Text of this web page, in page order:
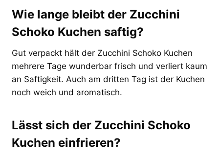
Wie lange bleibt der Zucchini
Schoko Kuchen saftig?
Gut verpackt hält der Zucchini Schoko Kuchen
mehrere Tage wunderbar frisch und verliert kaum
an Saftigkeit. Auch am dritten Tag ist der Kuchen
noch weich und aromatisch.
Lässt sich der Zucchini Schoko
Kuchen einfrieren?